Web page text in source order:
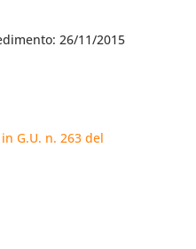
26/11/2015
G.U. n. 263 del